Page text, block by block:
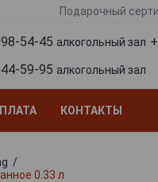
Подарочный
54-45 алкогольный зал
59-95 алкогольный зал
КОНТАКТЫ
0.33 л